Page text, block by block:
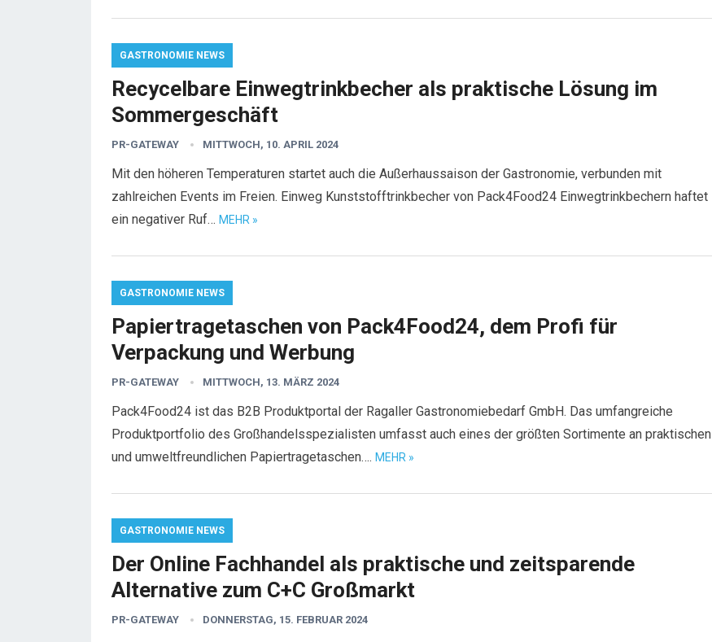
GASTRONOMIE NEWS
Recycelbare Einwegtrinkbecher als praktische Lösung im
Sommergeschäft
PR-GATEWAY MITTWOCH, 10. APRIL 2024
Mit den höheren Temperaturen startet auch die Außerhaussaison der Gastronomie, verbunden mit
zahlreichen Events im Freien. Einweg Kunststofftrinkbecher von Pack4Food24 Einwegtrinkbechern haftet
ein negativer Ruf… MEHR »
GASTRONOMIE NEWS
Papiertragetaschen von Pack4Food24, dem Profi für
Verpackung und Werbung
PR-GATEWAY MITTWOCH, 13. MÄRZ 2024
Pack4Food24 ist das B2B Produktportal der Ragaller Gastronomiebedarf GmbH. Das umfangreiche
Produktportfolio des Großhandelsspezialisten umfasst auch eines der größten Sortimente an praktischen
und umweltfreundlichen Papiertragetaschen…. MEHR »
GASTRONOMIE NEWS
Der Online Fachhandel als praktische und zeitsparende
Alternative zum C+C Großmarkt
PR-GATEWAY DONNERSTAG, 15. FEBRUAR 2024